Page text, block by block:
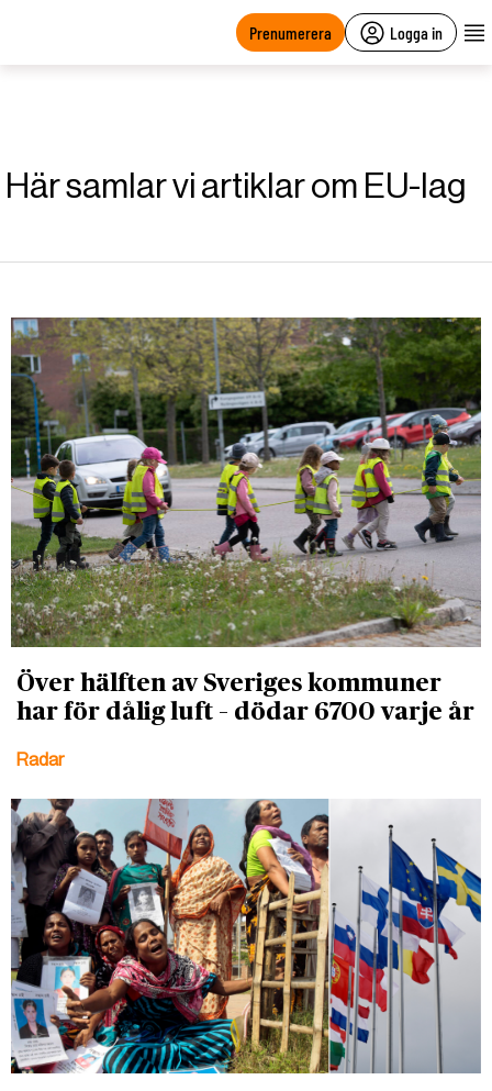
Prenumerera Logga in
Här samlar vi artiklar om EU-lag
Över hälften av Sveriges kommuner
har för dålig luft – dödar 6700 varje år
Radar